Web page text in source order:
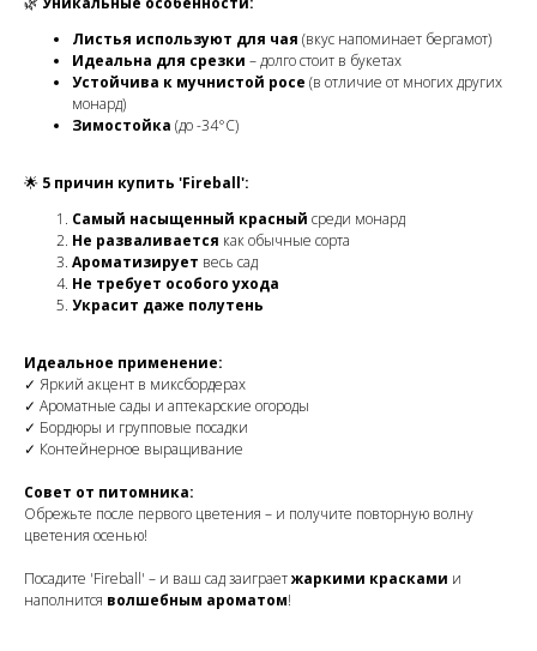
Листья используют для чая (вкус напоминает бергамот)
Идеальна для срезки – долго стоит в букетах
Устойчива к мучнистой росе (в отличие от многих других
монард)
Зимостойка (до -34°C)
🌟 5 причин купить 'Fireball':
Самый насыщенный красный среди монард
Не разваливается как обычные сорта
Ароматизирует весь сад
Не требует особого ухода
Украсит даже полутень
Идеальное применение:
✓ Яркий акцент в миксбордерах
✓ Ароматные сады и аптекарские огороды
✓ Бордюры и групповые посадки
✓ Контейнерное выращивание
Совет от питомника:
Обрежьте после первого цветения – и получите повторную волну
цветения осенью!
Посадите 'Fireball' – и ваш сад заиграетжаркими красками и
наполнится волшебным ароматом!